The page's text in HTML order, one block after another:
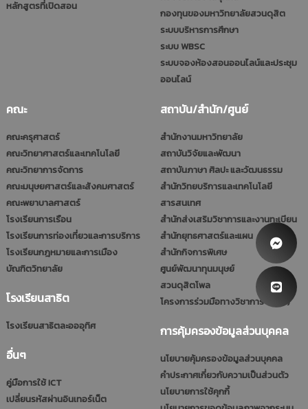
หลักสูตรที่เปิดสอน
กองทุนของมหาวิทยาลัยสวนดุสิต
ระบบบริหารการศึกษา
ระบบ WBSC
ระบบจองห้องสอนออนไลน์และประชุม
ออนไลน์
คณะ
คณะครุศาสตร์
คณะวิทยาศาสตร์และเทคโนโลยี
คณะวิทยาการจัดการ
คณะมนุษยศาสตร์และสังคมศาสตร์
คณะพยาบาลศาสตร์
โรงเรียนการเรือน
โรงเรียนการท่องเที่ยวและการบริการ
โรงเรียนกฎหมายและการเมือง
บัณฑิตวิทยาลัย
โรงเรียนสาธิต
โรงเรียนสาธิตละอออุทิศ
อื่นๆ
คู่มือการใช้ ICT
เปลี่ยนรหัสผ่านอินเทอร์เน็ต
สถาบัน/สำนัก/ศูนย์
สำนักงานมหาวิทยาลัย
สถาบันวิจัยและพัฒนา
สถาบันภาษา ศิลปะ และวัฒนธรรม
สำนักวิทยบริการและเทคโนโลยี
สารสนเทศ
สำนักส่งเสริมวิชาการและงานทะเบียน
สำนักยุทธศาสตร์และแผน
สำนักกิจการพิเศษ
ศูนย์พัฒนาทุนมนุษย์
สวนดุสิตโพล
โครงการร่วมมือทางวิชาการ (รมป.)
การคุ้มครองข้อมูลส่วนบุคคล
นโยบายคุ้มครองข้อมูลส่วนบุคคล
คำประกาศเกี่ยวกับความเป็นส่วนตัว
นโยบายการใช้คุกกี้